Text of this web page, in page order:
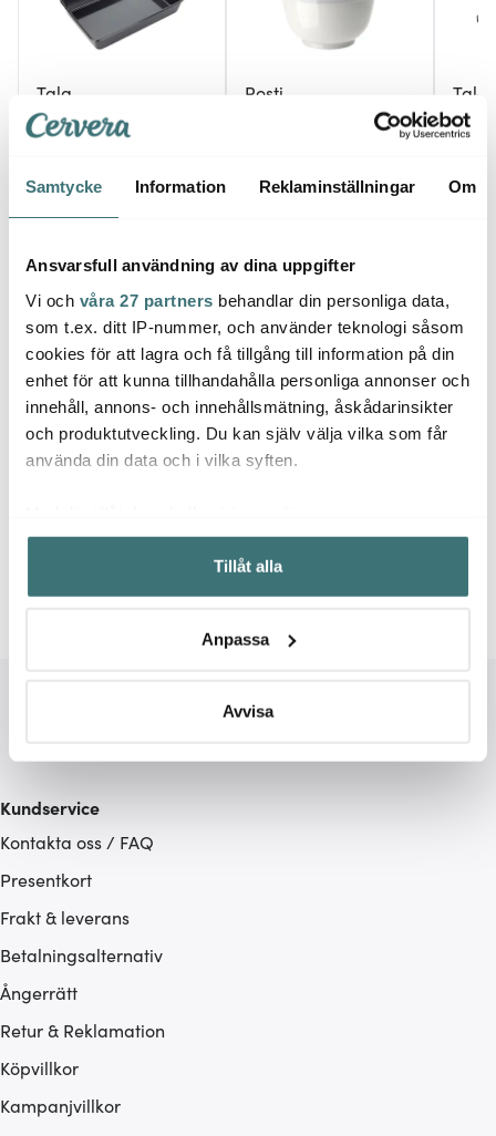
Samtycke Information Reklaminställningar Om
Ansvarsfull användning av dina uppgifter
Vi och våra 27 partners behandlar din personliga data,
som t.ex. ditt IP-nummer, och använder teknologi såsom
cookies för att lagra och få tillgång till information på din
enhet för att kunna tillhandahålla personliga annonser och
innehåll, annons- och innehållsmätning, åskådarinsikter
och produktutveckling. Du kan själv välja vilka som får
använda din data och i vilka syften.
Samla in information om din geografiska plats som
kan ha en noggrannhet på upp till flera meter
Identifiera din enhet genom att aktivt skanna den för
Ta reda på mer om hur dina personliga uppgifter
Du kan ändra eller dra tillbaka ditt samtycke när som
ska anpassas efter det som vi tror att du tycker om. Det
gör också att vi kan analysera vår trafik och göra
som du vill dela med dig av.
Tillåt alla
Anpassa
Avvisa
Tala
Långpanna 34x24x6
cm
379 kr
Rosti
Margrethe Skålset 1,5 +
699 kr
Tala
149
Låt dig inspireras av våra kunder
Kundservice
Kontakta oss / FAQ
Presentkort
Frakt & leverans
Betalningsalternativ
Ångerrätt
Retur & Reklamation
Köpvillkor
Kampanjvillkor